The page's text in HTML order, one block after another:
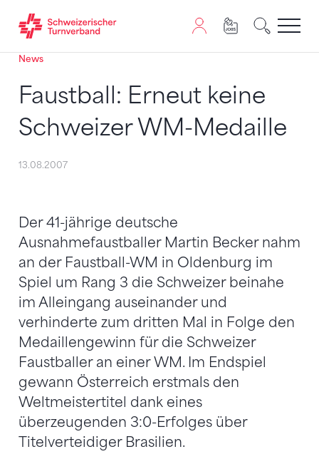
Zum Inhalt springen
Zur Sitemap navigieren
Zum Navigieren dieser Seite wird JavaScript benötigt.
News
Faustball: Erneut keine
Schweizer WM-Medaille
13.08.2007
Der 41-jährige deutsche
Ausnahmefaustballer Martin Becker nahm
an der Faustball-WM in Oldenburg im
Spiel um Rang 3 die Schweizer beinahe
im Alleingang auseinander und
verhinderte zum dritten Mal in Folge den
Medaillengewinn für die Schweizer
Faustballer an einer WM. Im Endspiel
gewann Österreich erstmals den
Weltmeistertitel dank eines
überzeugenden 3:0-Erfolges über
Titelverteidiger Brasilien.